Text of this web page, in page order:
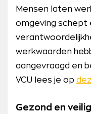
Mensen laten
omgeving schept
werkwaarden
aangevraagd en
VCU lees je op
Gezond en